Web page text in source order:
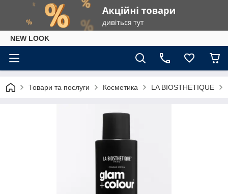
NEW LOOK
Товари та послуги Косметика LA BIOSTHETIQUE